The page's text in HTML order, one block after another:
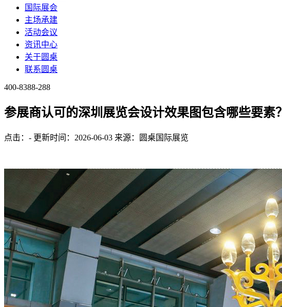
国际展会
主场承建
活动会议
资讯中心
关于圆桌
联系圆桌
400-8388-288
参展商认可的深圳展览会设计效果图包含哪些要素？
点击： - 更新时间：2026-06-03 来源：圆桌国际展览